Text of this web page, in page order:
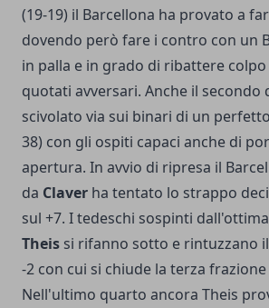
(19-19) il Barcellona ha provato a
dovendo però fare i contro con un
in palla e in grado di ribattere
quotati avversari. Anche il secondo
scivolato via sui binari di un
38) con gli ospiti capaci anche di
apertura. In avvio di ripresa il
da Claver ha tentato lo strappo
sul +7. I tedeschi sospinti
Theis si rifanno sotto e rintuzzano
-2 con cui si chiude la terza frazione
Nell'ultimo quarto ancora Theis